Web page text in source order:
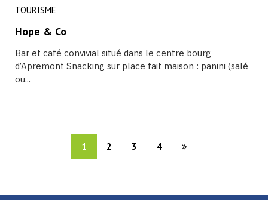
TOURISME
Hope & Co
Bar et café convivial situé dans le centre bourg
d’Apremont Snacking sur place fait maison : panini (salé
ou...
1 2 3 4